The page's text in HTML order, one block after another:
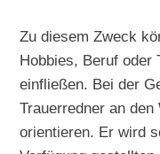
Zu diesem Zweck
Hobbies, Beruf oder
einfließen. Bei der
Trauerredner an
orientieren. Er wird